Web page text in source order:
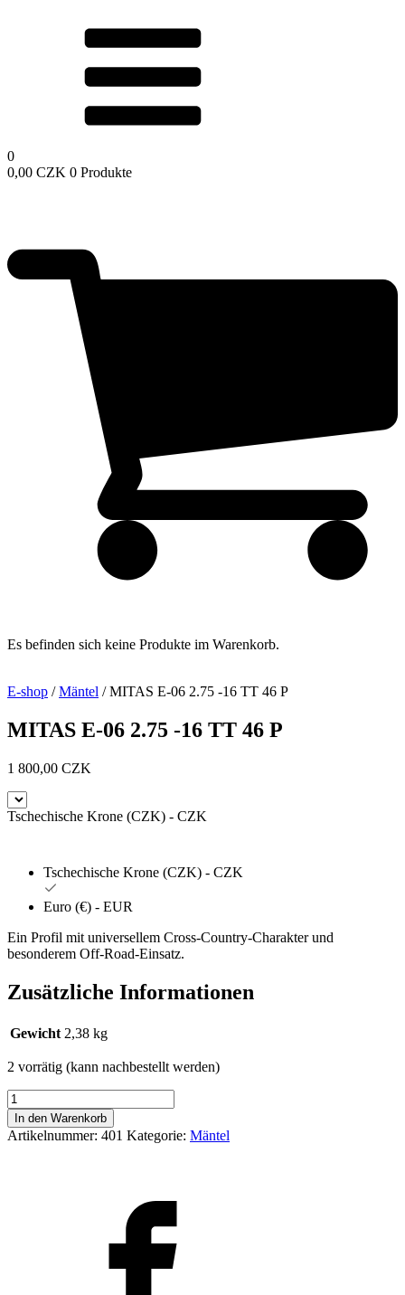
0
0,00 CZK 0 Produkte
Es befinden sich keine Produkte im Warenkorb.
E-shop /Mäntel / MITAS E-06 2.75 -16 TT 46 P
MITAS E-06 2.75 -16 TT 46 P
1 800,00 CZK
Tschechische Krone (CZK) - CZK
Tschechische Krone (CZK) - CZK
Euro (€) - EUR
Ein Profil mit universellem Cross-Country-Charakter und
besonderem Off-Road-Einsatz.
Zusätzliche Informationen
Gewicht 2,38 kg
2 vorrätig (kann nachbestellt werden)
MITAS
E-
06
2.75
In den Warenkorb
Artikelnummer: 401 Kategorie: Mäntel